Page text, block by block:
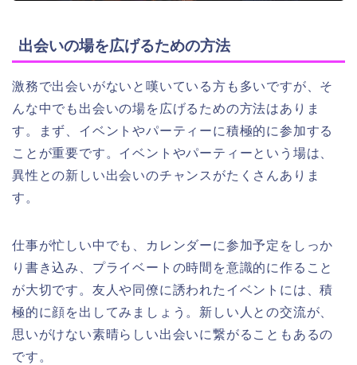
出会いの場を広げるための方法
激務で出会いがないと嘆いている方も多いですが、そ
んな中でも出会いの場を広げるための方法はありま
す。まず、イベントやパーティーに積極的に参加する
ことが重要です。イベントやパーティーという場は、
異性との新しい出会いのチャンスがたくさんありま
す。
仕事が忙しい中でも、カレンダーに参加予定をしっか
り書き込み、プライベートの時間を意識的に作ること
が大切です。友人や同僚に誘われたイベントには、積
極的に顔を出してみましょう。新しい人との交流が、
思いがけない素晴らしい出会いに繋がることもあるの
です。